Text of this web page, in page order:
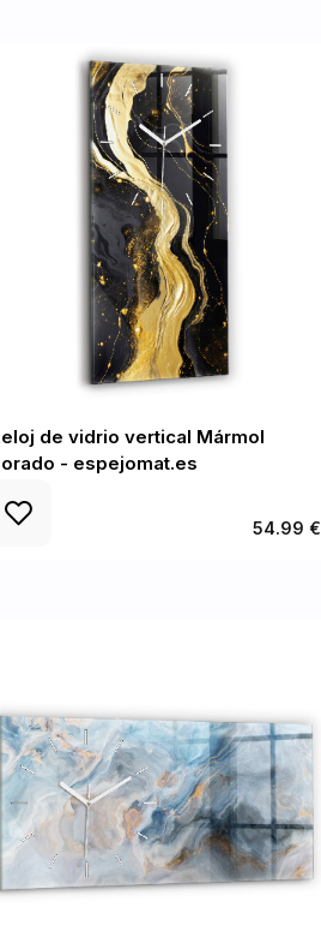
de vidrio vertical Mármol
- espejomat.es
54.99 €